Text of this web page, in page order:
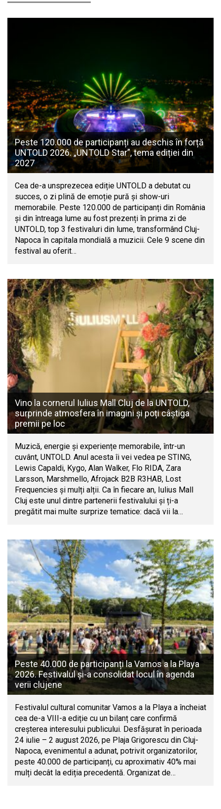
Peste 120.000 de participanți au deschis în forță
UNTOLD 2026. „UNTOLD Star”, tema ediției din
2027
Cea de-a unsprezecea ediție UNTOLD a debutat cu
succes, o zi plină de emoție pură și show-uri
memorabile. Peste 120.000 de participanți din România
și din întreaga lume au fost prezenți în prima zi de
UNTOLD, top 3 festivaluri din lume, transformând Cluj-
Napoca în capitala mondială a muzicii. Cele 9 scene din
festival au oferit…
Vino la cornerul Iulius Mall Cluj de la UNTOLD,
surprinde atmosfera în imagini și poți câștiga
premii pe loc
Muzică, energie și experiențe memorabile, într-un
cuvânt, UNTOLD. Anul acesta îi vei vedea pe STING,
Lewis Capaldi, Kygo, Alan Walker, Flo RIDA, Zara
Larsson, Marshmello, Afrojack B2B R3HAB, Lost
Frequencies și mulți alții. Ca în fiecare an, Iulius Mall
Cluj este unul dintre partenerii festivalului și ți-a
pregătit mai multe surprize tematice: dacă vii la…
Peste 40.000 de participanți la Vamos a la Playa
2026. Festivalul și-a consolidat locul în agenda
verii clujene
Festivalul cultural comunitar Vamos a la Playa a încheiat
cea de-a VIII-a ediție cu un bilanț care confirmă
creșterea interesului publicului. Desfășurat în perioada
24 iulie – 2 august 2026, pe Plaja Grigorescu din Cluj-
Napoca, evenimentul a adunat, potrivit organizatorilor,
peste 40.000 de participanți, cu aproximativ 40% mai
mulți decât la ediția precedentă. Organizat de…